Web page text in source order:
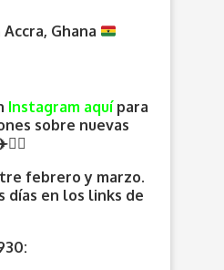
Accra, Ghana
Instagram aquí para
sobre nuevas
🏃‍♀️
febrero y marzo.
días en los links de